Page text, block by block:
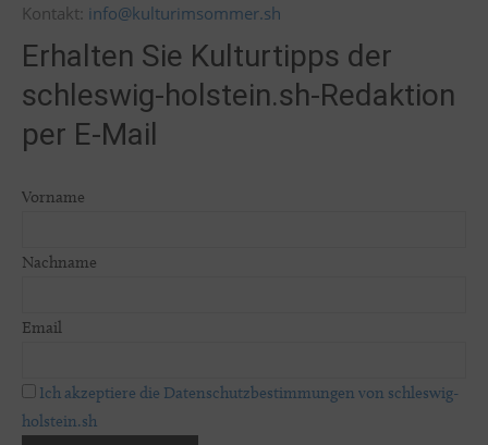
Kontakt: info@kulturimsommer.sh
Erhalten Sie Kulturtipps der
schleswig-holstein.sh-Redaktion
per E-Mail
Vorname
Nachname
Email
Ich akzeptiere die Datenschutzbestimmungen von schleswig-
holstein.sh